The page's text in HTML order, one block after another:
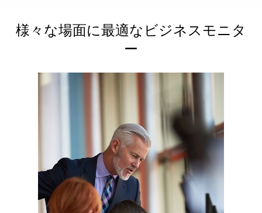
様々な場面に最適なビジネスモニタ
ー